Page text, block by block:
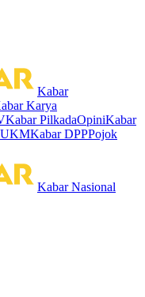
Kabar
Karya
Kabar PilkadaOpiniKabar
Kabar DPPPojok
Kabar Nasional